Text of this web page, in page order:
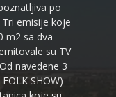
po
emisije koje
m2 sa dva
su TV
navedene 3
SHOW)